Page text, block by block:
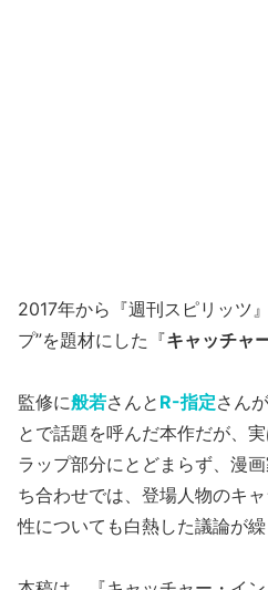
2017年から『週刊スピリッツ
プ”を題材にした『キャッチャ
監修に般若さんと R-指定さん
とで話題を呼んだ本作だが、
ラップ部分にとどまらず、漫
ち合わせでは、登場人物のキ
性についても白熱した議論が